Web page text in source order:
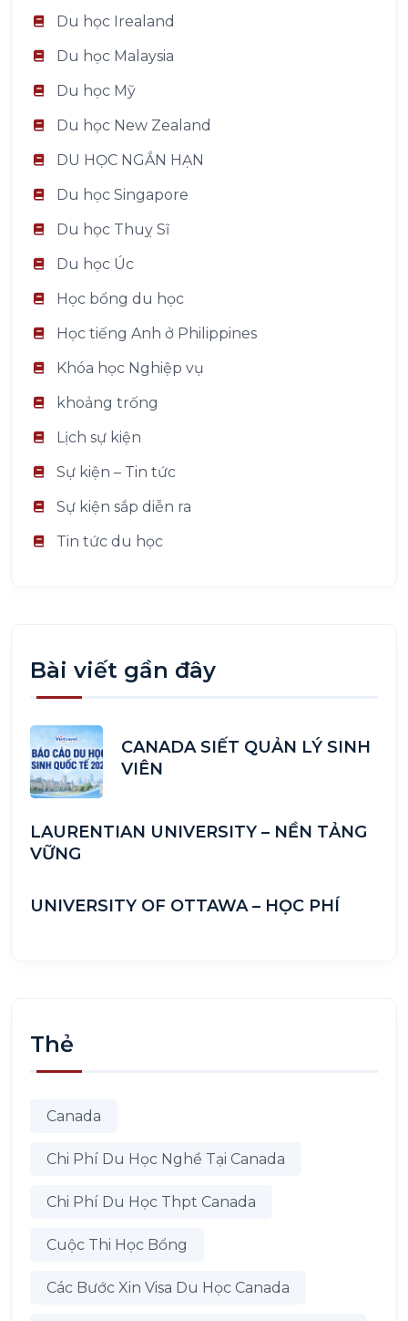
Du học Irealand
Du học Malaysia
Du học Mỹ
Du học New Zealand
DU HỌC NGẮN HẠN
Du học Singapore
Du học Thuỵ Sĩ
Du học Úc
Học bổng du học
Học tiếng Anh ở Philippines
Khóa học Nghiệp vụ
khoảng trống
Lịch sự kiện
Sự kiện – Tin tức
Sự kiện sắp diễn ra
Tin tức du học
Bài viết gần đây
CANADA SIẾT QUẢN LÝ SINH
VIÊN
LAURENTIAN UNIVERSITY – NỀN TẢNG
VỮNG
UNIVERSITY OF OTTAWA – HỌC PHÍ
Thẻ
Canada
Chi Phí Du Học Nghề Tại Canada
Chi Phí Du Học Thpt Canada
Cuộc Thi Học Bổng
Các Bước Xin Visa Du Học Canada